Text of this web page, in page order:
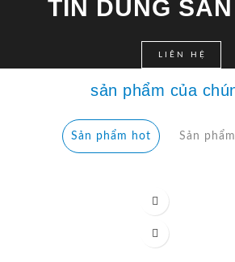
TIN DÙNG
LIÊN HỆ
sản phẩm của
Sản phẩm hot Sản